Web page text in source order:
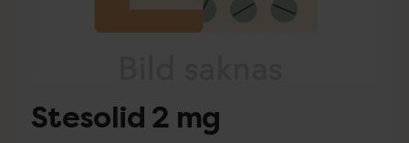
Stesolid 2 mg